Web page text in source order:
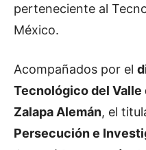
perteneciente al
México.
Acompañados por el
Tecnológico del Valle
Zalapa Alemán, el
Persecución e